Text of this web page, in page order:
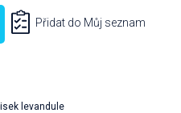
Přidat do Můj seznam
levandule